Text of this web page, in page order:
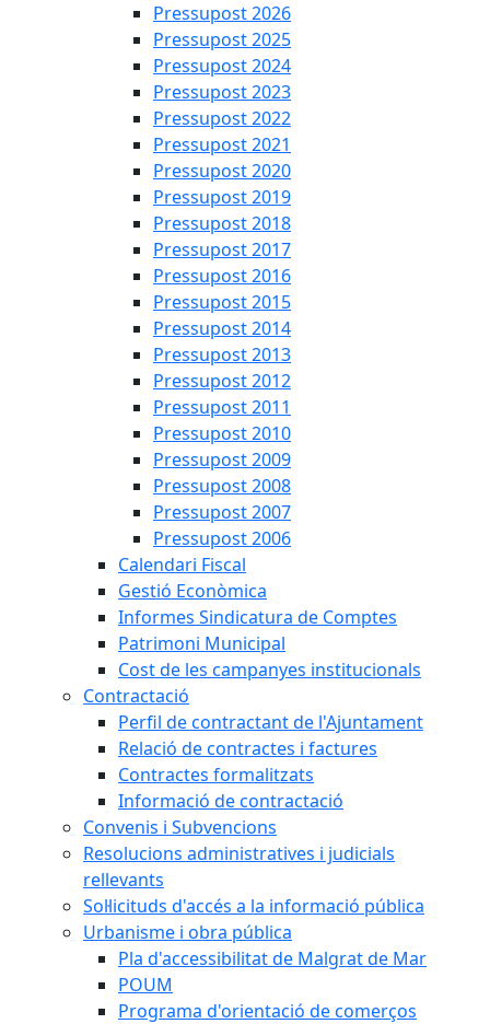
Pressupost 2026
Pressupost 2025
Pressupost 2024
Pressupost 2023
Pressupost 2022
Pressupost 2021
Pressupost 2020
Pressupost 2019
Pressupost 2018
Pressupost 2017
Pressupost 2016
Pressupost 2015
Pressupost 2014
Pressupost 2013
Pressupost 2012
Pressupost 2011
Pressupost 2010
Pressupost 2009
Pressupost 2008
Pressupost 2007
Pressupost 2006
Calendari Fiscal
Gestió Econòmica
Informes Sindicatura de Comptes
Patrimoni Municipal
Cost de les campanyes institucionals
Contractació
Perfil de contractant de l'Ajuntament
Relació de contractes i factures
Contractes formalitzats
Informació de contractació
Convenis i Subvencions
Resolucions administratives i judicials
rellevants
Sol·licituds d'accés a la informació pública
Urbanisme i obra pública
Pla d'accessibilitat de Malgrat de Mar
POUM
Programa d'orientació de comerços